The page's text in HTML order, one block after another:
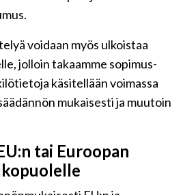
voidaan myös ulkoistaa
jolloin takaamme sopimus-
käsitellään voimassa
mukaisesti ja muutoin
tai Euroopan